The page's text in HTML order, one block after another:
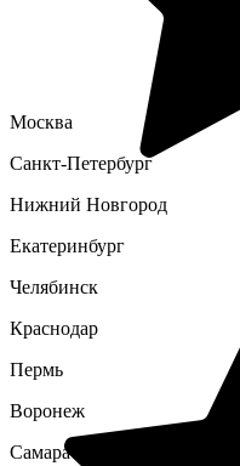
Москва
Санкт-Петербург
Нижний Новгород
Екатеринбург
Челябинск
Краснодар
Пермь
Воронеж
Самара